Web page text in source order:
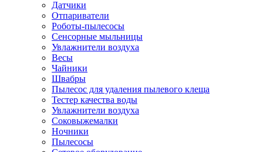
Датчики
Отпариватели
Роботы-пылесосы
Сенсорные мыльницы
Увлажнители воздуха
Весы
Чайники
Швабры
Пылесос для удаления пылевого клеща
Тестер качества воды
Увлажнители воздуха
Соковыжемалки
Ночники
Пылесосы